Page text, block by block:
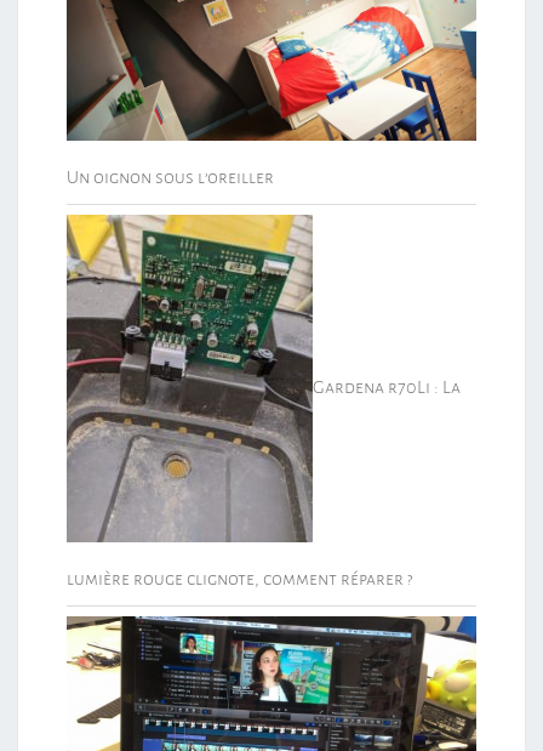
Un oignon sous l’oreiller
Gardena r70Li : La
lumière rouge clignote, comment réparer ?